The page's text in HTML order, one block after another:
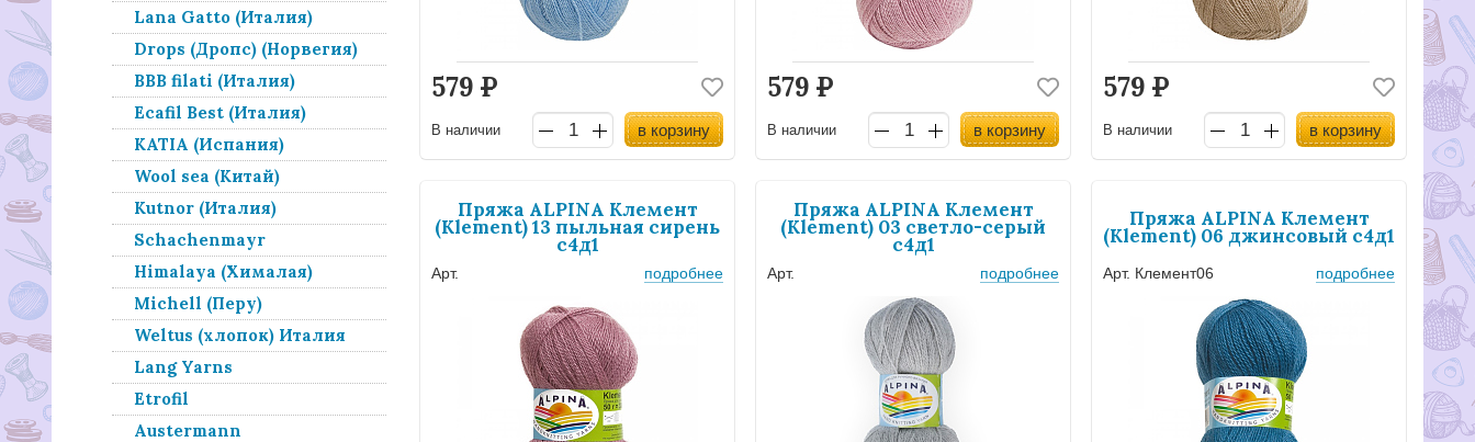
Lana Gatto (Италия)
Drops (Дропс) (Норвегия)
BBB filati (Италия)
Ecafil Best (Италия)
KATIA (Испания)
Wool sea (Китай)
Kutnor (Италия)
Schachenmayr
Himalaya (Хималая)
Michell (Перу)
Weltus (хлопок) Италия
Lang Yarns
Etrofil
Austermann
579 Р
В наличии в корзину
579 Р
В наличии в корзину
579 Р
В наличии в корзину
Пряжа ALPINA Клемент
(Klement) 13 пыльная сирень
с4д1
Арт. подробнее
Пряжа ALPINA Клемент
(Klement) 03 светло-серый
с4д1
Арт. подробнее
Пряжа ALPINA Клемент
(Klement) 06 джинсовый с4д1
Арт. Клемент06 подробнее